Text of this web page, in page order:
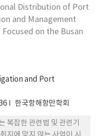
테이너터미널 가동을 보다
적으로 생산성을 높이려면
의 실시간
있다. 본 연구는 컨테이
태를 확인하고 자동화 시
영하는 컨테이너터미널 야
의 구성요소와 기능을 살
존 야드 이송장비 시스템
한, 컨테이너터미널의 핵
Distribution of Port
and Management
on the Busan
and Port
한국항해항만학회
복잡한 관련법 및 관련기